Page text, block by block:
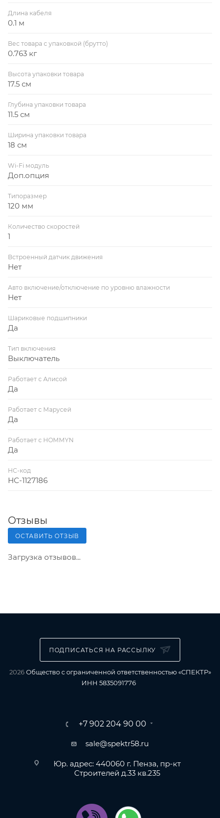
Длина кабеля
0.1 м
Вес товара с упаковкой (брутто)
0.763 кг
Высота упаковки товара
17.5 см
Глубина упаковки товара
11.5 см
Ширина упаковки товара
18 см
Wi-Fi модуль
Доп.опция
Типоразмер
120 мм
Количество скоростей
1
Встроенный датчик движения
Нет
Авто включение/отключение по уровню влажности
Нет
Шариковые подшипники
Да
Тип включения
Выключатель
Работает с Алисой
Да
Работает с Марусей
Да
Работает с HOMMYN
Да
НС-код
НС-1127186
Отзывы
ОСТАВИТЬ ОТЗЫВ
Загрузка отзывов...
ПОДПИСАТЬСЯ НА РАССЫЛКУ
2026Общество с ограниченной ответственностью «СПЕКТР»
ИНН 5835091776
+7 902 204 90 00
sale@spektr58.ru
Юр. адрес: 440060 г. Пенза, пр-кт
Строителей д.33 кв.235